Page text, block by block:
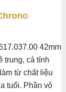
42mm
trung, cá tính
từ chất liệu
tuổi. Phần vỏ